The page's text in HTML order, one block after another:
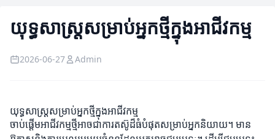
យុទ្ធសាស្ត្រសម្រាប់អ្នកថ្មីក្នុងអាជីវកម្ម
2026-06-27 Admin
យុទ្ធសាស្ត្រសម្រាប់អ្នកថ្មីក្នុងអាជីវកម្ម
ចាប់ផ្តើមអាជីវកម្មថ្មីអាចជាការតស៊ូដ៏ធំបំផុតសម្រាប់អ្នកនិយាយ។ មាន